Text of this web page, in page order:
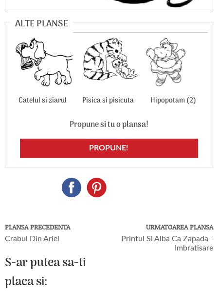
ALTE PLANSE
Catelul si ziarul Pisica si pisicuta Hipopotam (2)
Propune si tu o plansa!
PROPUNE!
PLANSA PRECEDENTA
Crabul Din Ariel
URMATOAREA PLANSA
Printul Si Alba Ca Zapada -
Imbratisare
S-ar putea sa-ti
placa si: